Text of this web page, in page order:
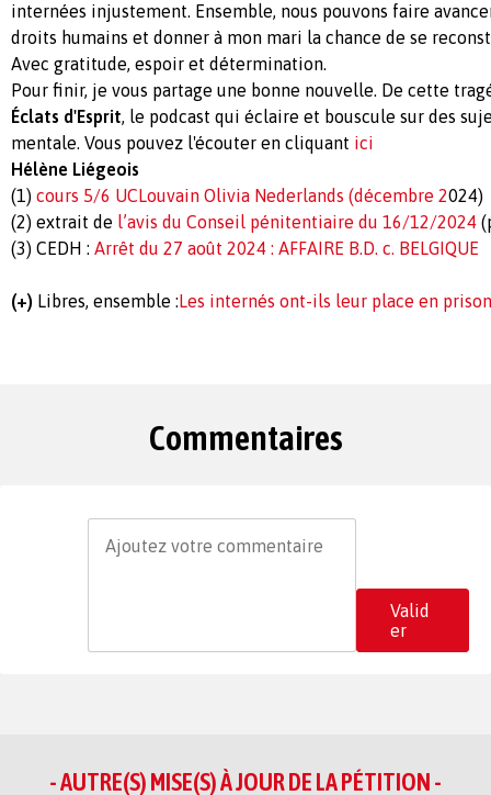
internées injustement. Ensemble, nous pouvons faire
droits humains et donner à mon mari la chance de se
Avec gratitude, espoir et détermination.
Pour finir, je vous partage une bonne nouvelle. De cette
Éclats d'Esprit, le podcast qui éclaire et bouscule sur des
mentale. Vous pouvez l'écouter en cliquant ici
Hélène Liégeois
(1) cours 5/6 UCLouvain Olivia Nederlands (décembre 2024)
(2) extrait de l’avis du Conseil pénitentiaire du 16/12/2024
(3) CEDH : Arrêt du 27 août 2024 : AFFAIRE B.D. c. BELGIQUE
(+) Libres, ensemble : Les internés ont-ils leur place en
Commentaires
Valid
er
- AUTRE(S) MISE(S) À JOUR DE LA PÉTITION -